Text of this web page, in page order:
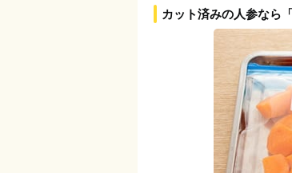
カット済みの人参なら